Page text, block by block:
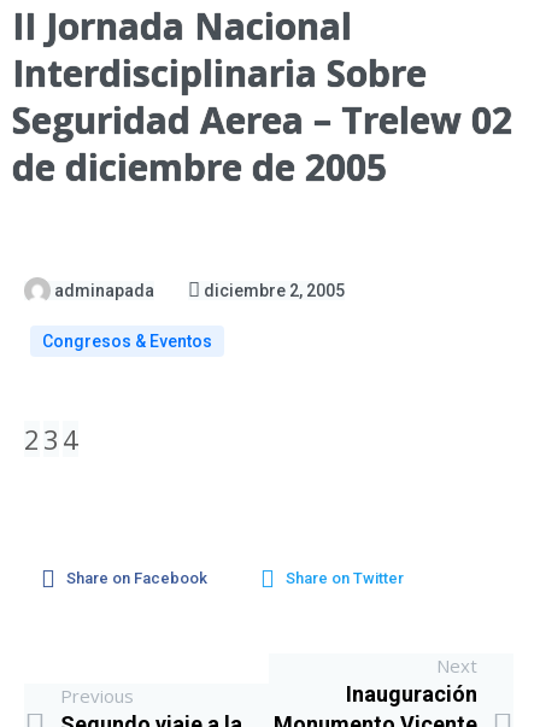
II Jornada Nacional
Interdisciplinaria Sobre
Seguridad Aerea – Trelew 02
de diciembre de 2005
adminapada diciembre 2, 2005
Congresos & Eventos
2 3 4
Share on Facebook Share on Twitter
Previous
Next
Inauguración